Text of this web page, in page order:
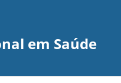
em Saúde